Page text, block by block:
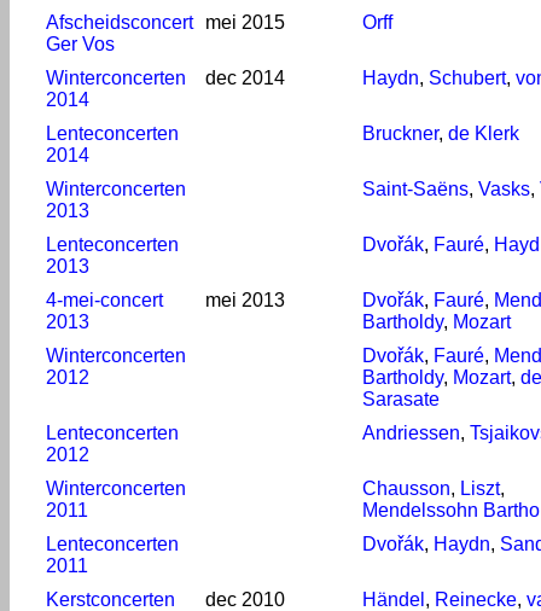
Afscheidsconcert
Ger Vos
mei 2015 Orff
Winterconcerten
2014
dec 2014 Haydn, Schubert,
Lenteconcerten
2014
Bruckner, de Klerk
Winterconcerten
2013
Saint-Saëns, Vasks,
Lenteconcerten
2013
Dvořák, Fauré,
4-mei-concert
2013
mei 2013 Dvořák, Fauré,
Bartholdy, Mozart
Winterconcerten
2012
Dvořák, Fauré,
Bartholdy, Mozart, de
Sarasate
Lenteconcerten
2012
Andriessen,
Winterconcerten
2011
Chausson, Liszt,
Mendelssohn
Lenteconcerten
2011
Dvořák, Haydn,
Kerstconcerten
dec 2010 Händel , Reinecke,